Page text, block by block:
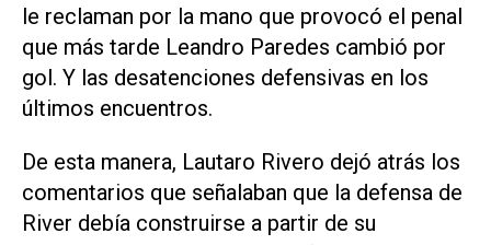
le reclaman por la mano que provocó el penal
que más tarde Leandro Paredes cambió por
gol. Y las desatenciones defensivas en los
últimos encuentros.
De esta manera, Lautaro Rivero dejó atrás los
comentarios que señalaban que la defensa de
River debía construirse a partir de su